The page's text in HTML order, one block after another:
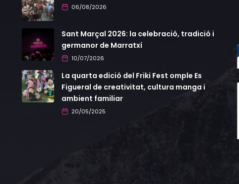
06/08/2026
Sant Marçal 2026: la celebració, tradició i
germanor de Marratxí
10/07/2026
La quarta edició del Friki Fest omple Es
Figueral de creativitat, cultura manga i
ambient familiar
20/05/2025